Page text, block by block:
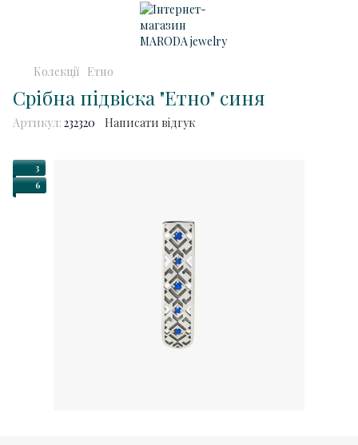
Колекції Етно
Срібна підвіска "Етно" синя
Артикул: 232320 Написати відгук
3
6